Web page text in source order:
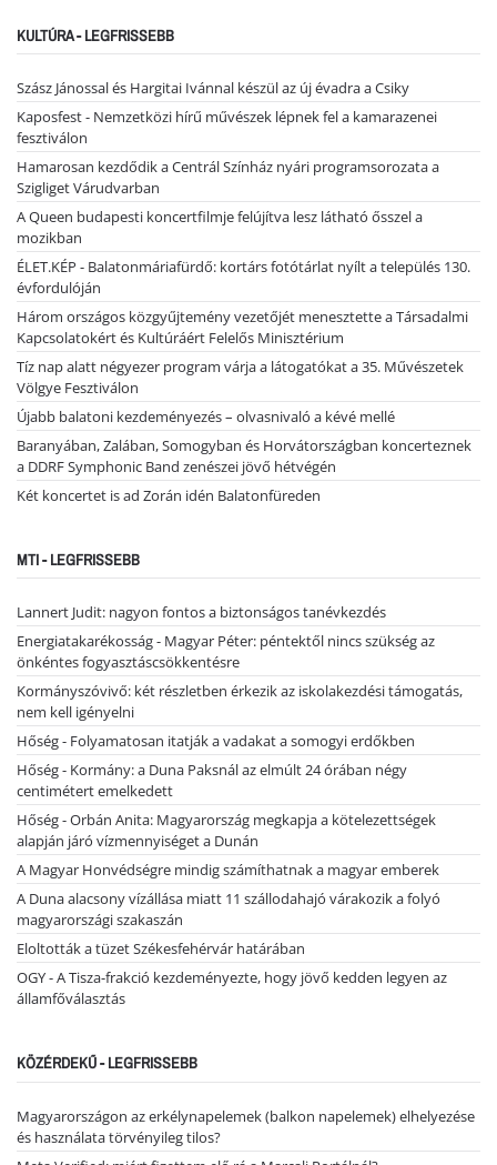
KULTÚRA - LEGFRISSEBB
Szász Jánossal és Hargitai Ivánnal készül az új évadra a Csiky
Kaposfest - Nemzetközi hírű művészek lépnek fel a kamarazenei
fesztiválon
Hamarosan kezdődik a Centrál Színház nyári programsorozata a
Szigliget Várudvarban
A Queen budapesti koncertfilmje felújítva lesz látható ősszel a
mozikban
ÉLET.KÉP - Balatonmáriafürdő: kortárs fotótárlat nyílt a település 130.
évfordulóján
Három országos közgyűjtemény vezetőjét menesztette a Társadalmi
Kapcsolatokért és Kultúráért Felelős Minisztérium
Tíz nap alatt négyezer program várja a látogatókat a 35. Művészetek
Völgye Fesztiválon
Újabb balatoni kezdeményezés – olvasnivaló a kévé mellé
Baranyában, Zalában, Somogyban és Horvátországban koncerteznek
a DDRF Symphonic Band zenészei jövő hétvégén
Két koncertet is ad Zorán idén Balatonfüreden
MTI - LEGFRISSEBB
Lannert Judit: nagyon fontos a biztonságos tanévkezdés
Energiatakarékosság - Magyar Péter: péntektől nincs szükség az
önkéntes fogyasztáscsökkentésre
Kormányszóvivő: két részletben érkezik az iskolakezdési támogatás,
nem kell igényelni
Hőség - Folyamatosan itatják a vadakat a somogyi erdőkben
Hőség - Kormány: a Duna Paksnál az elmúlt 24 órában négy
centimétert emelkedett
Hőség - Orbán Anita: Magyarország megkapja a kötelezettségek
alapján járó vízmennyiséget a Dunán
A Magyar Honvédségre mindig számíthatnak a magyar emberek
A Duna alacsony vízállása miatt 11 szállodahajó várakozik a folyó
magyarországi szakaszán
Eloltották a tüzet Székesfehérvár határában
OGY - A Tisza-frakció kezdeményezte, hogy jövő kedden legyen az
államfőválasztás
KÖZÉRDEKŰ - LEGFRISSEBB
Magyarországon az erkélynapelemek (balkon napelemek) elhelyezése
és használata törvényileg tilos?